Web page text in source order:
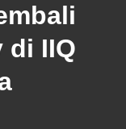
di IIQ